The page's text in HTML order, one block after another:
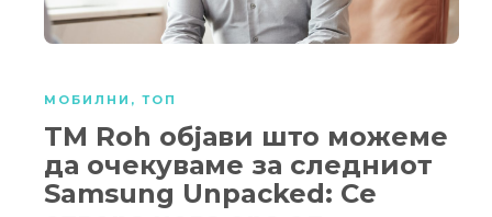
МОБИЛНИ , ТОП
TM Roh објави што можеме
да очекуваме за следниот
Samsung Unpacked: Се